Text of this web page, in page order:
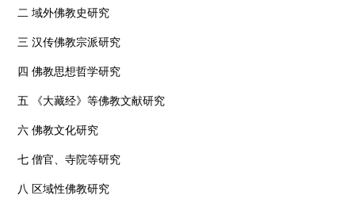
二 域外佛教史研究
三 汉传佛教宗派研究
四 佛教思想哲学研究
五 《大藏经》等佛教文献研究
六 佛教文化研究
七 僧官、寺院等研究
八 区域性佛教研究